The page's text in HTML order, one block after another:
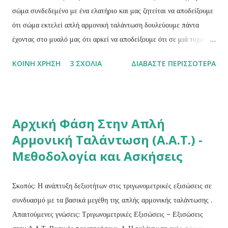
ταλαντωτή), δηλαδή D = mω 2 Τότε θ...
σώμα συνδεδεμένο με ένα ελατήριο και μας ζητείται να αποδείξουμε
ότι σώμα εκτελεί απλή αρμονική ταλάντωση δουλεύουμε πάντα
έχοντας στο μυαλό μας ότι αρκεί να αποδείξουμε ότι σε μιά τυχαία
σε αυτό μπορεί να γραφεί στη μορφή: Σ F=-Dx Για το σκοπό αυτό
δυνάμεις που ασκούνται στο σώμα. (γράφουμε:) Στη θέση
ισορροπίας του συστήματος ισχύει ΣF=0 Από τη σχέση αυτή για
τη συνισταμένη των δυνάμεων στη θέση ισορροπίας προκύπτει μια
ισορροπίας. Δηλαδη: Σ F =0 ή mg - F ελ =0 ή mg = kx 1
(1) ...
ΚΟΙΝΉ ΧΡΉΣΗ 3 ΣΧΌΛΙΑ ΔΙΑΒΆΣΤΕ ΠΕΡΙΣΣΌΤΕΡΑ
Αρχική Φάση Στην Απλή
Αρμονική Ταλάντωση (Α.Α.Τ.) -
Μεθοδολογία και Ασκήσεις
Σκοπός: Η ανάπτυξη δεξιοτήτων στις τριγωνομετρικές εξισώσεις σε
συνδυασμό με τα βασικά μεγέθη της απλής αρμονικής ταλάντωσης .
Απαιτούμενες γνώσεις: Τριγωνομετρικές Εξισώσεις – Εξισώσεις